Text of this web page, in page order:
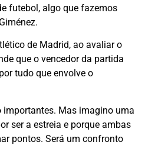
futebol, algo que fazemos
de Madrid, ao avaliar o
que o vencedor da partida
tudo que envolve o
importantes. Mas imagino uma
ser a estreia e porque ambas
pontos. Será um confronto